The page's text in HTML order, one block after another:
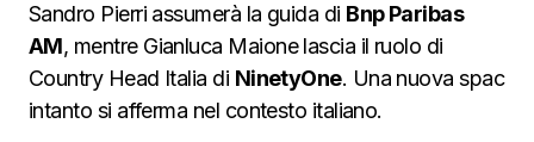
Sandro Pierri assumerà la guida di Bnp Paribas
AM, mentre Gianluca Maione lascia il ruolo di
Country Head Italia di NinetyOne. Una nuova spac
intanto si afferma nel contesto italiano.